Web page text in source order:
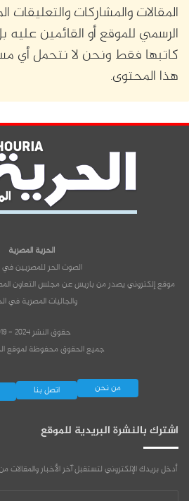
المقالات والمشاركات والتعليقات
الرسمي للموقع أو القائمين
كاتبها فقط ونحن لا نتحمل أي
هذا المحتوى.
الحرية المصرية
الصوت الحر للمصريين في
موقع إلكتروني يصدر من باريس عن مجلس التعاون
والجاليات المصرية في
حقوق النشر 2024 - 2019
جميع الحقوق محفوظة لموقع
من نحن اتصل بنا
اشترك بالنشرة البريدية للموقع
أدخل بريدك الإلكتروني لتستقبل آخر الأخبار والمقالات